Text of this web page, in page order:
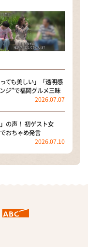
ても美しい」「透明感
ジ”で福岡グルメ三昧
2026.07.07
の声！ 初ゲスト女
おちゃめ発言
2026.07.10